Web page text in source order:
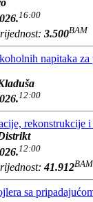
16:00
3.500BAM
napitaka
12:00
rekonstrukcije
12:00
41.912BAM
sa